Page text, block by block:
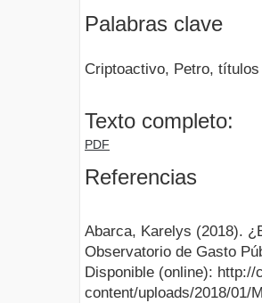
Palabras clave
Criptoactivo, Petro,
Texto completo:
PDF
Referencias
Abarca, Karelys (2018).
Observatorio de Gasto
Disponible (online):
content/uploads/2018/01/